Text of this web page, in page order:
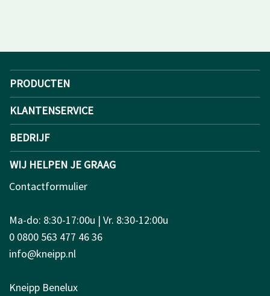
PRODUCTEN
KLANTENSERVICE
BEDRIJF
WIJ HELPEN JE GRAAG
Contactformulier
Ma-do: 8:30-17:00u | Vr. 8:30-12:00u
0 0800 563 477 46 36
info@kneipp.nl
Kneipp Benelux